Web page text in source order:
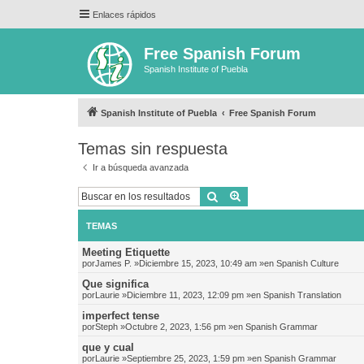
Enlaces rápidos
Free Spanish Forum
Spanish Institute of Puebla
Spanish Institute of Puebla Free Spanish Forum
Temas sin respuesta
Ir a búsqueda avanzada
Buscar
TEMAS
Meeting Etiquette
porJames P. »Diciembre 15, 2023, 10:49 am »en Spanish Culture
Que significa
porLaurie »Diciembre 11, 2023, 12:09 pm »en Spanish Translation
imperfect tense
porSteph »Octubre 2, 2023, 1:56 pm »en Spanish Grammar
que y cual
porLaurie »Septiembre 25, 2023, 1:59 pm »en Spanish Grammar